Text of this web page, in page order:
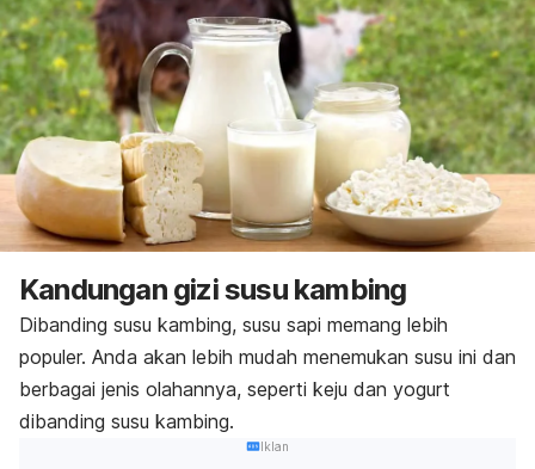
Kandungan gizi susu kambing
Dibanding susu kambing, susu sapi memang lebih
populer. Anda akan lebih mudah menemukan susu ini dan
berbagai jenis olahannya, seperti keju dan yogurt
dibanding susu kambing.
Iklan